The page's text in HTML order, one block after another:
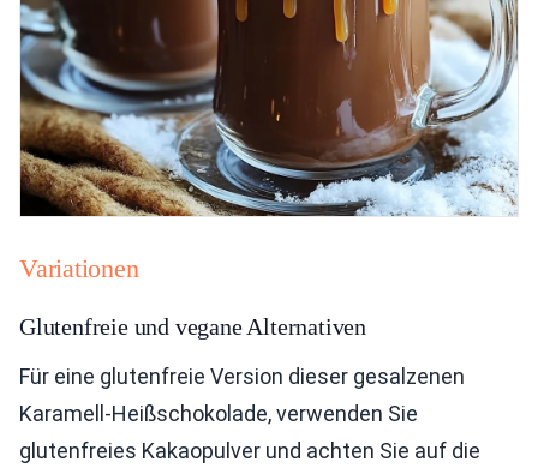
Variationen
Glutenfreie und vegane Alternativen
Für eine glutenfreie Version dieser gesalzenen
Karamell-Heißschokolade, verwenden Sie
glutenfreies Kakaopulver und achten Sie auf die